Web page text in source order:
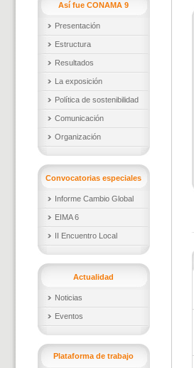
Así fue CONAMA 9
Presentación
Estructura
Resultados
La exposición
Política de sostenibilidad
Comunicación
Organización
Convocatorias especiales
Informe Cambio Global
EIMA 6
II Encuentro Local
Actualidad
Noticias
Eventos
Plataforma de trabajo